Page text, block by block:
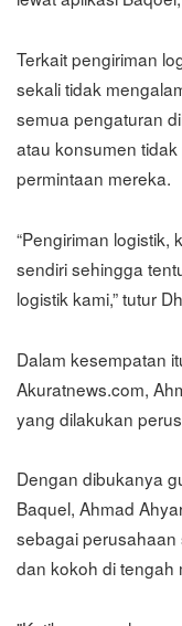
Terkait pengiriman
sekali tidak
semua pengaturan
atau konsumen
permintaan mereka.
“Pengiriman logistik,
sendiri sehingga
logistik kami,” tutur
Dalam kesempatan
Akuratnews.com,
yang dilakukan
Dengan dibukanya
Baquel, Ahmad
sebagai
dan kokoh di tengah